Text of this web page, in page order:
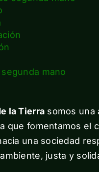
mano
la Tierra somos una
que fomentamos el
una sociedad
justa y